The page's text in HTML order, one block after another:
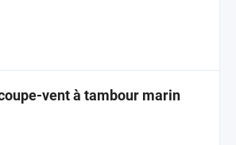
vent à tambour marin